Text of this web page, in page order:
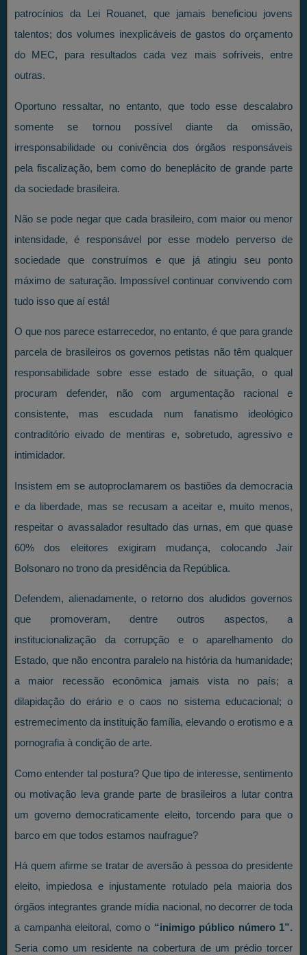
patrocínios da Lei Rouanet, que jamais beneficiou jovens
talentos; dos volumes inexplicáveis de gastos do orçamento
do MEC, para resultados cada vez mais sofríveis, entre
outras.
Oportuno ressaltar, no entanto, que todo esse descalabro
somente se tornou possível diante da omissão,
irresponsabilidade ou conivência dos órgãos responsáveis
pela fiscalização, bem como do beneplácito de grande parte
da sociedade brasileira.
Não se pode negar que cada brasileiro, com maior ou menor
intensidade, é responsável por esse modelo perverso de
sociedade que construímos e que já atingiu seu ponto
máximo de saturação. Impossível continuar convivendo com
tudo isso que aí está!
O que nos parece estarrecedor, no entanto, é que para grande
parcela de brasileiros os governos petistas não têm qualquer
responsabilidade sobre esse estado de situação, o qual
procuram defender, não com argumentação racional e
consistente, mas escudada num fanatismo ideológico
contraditório eivado de mentiras e, sobretudo, agressivo e
intimidador.
Insistem em se autoproclamarem os bastiões da democracia
e da liberdade, mas se recusam a aceitar e, muito menos,
respeitar o avassalador resultado das urnas, em que quase
60% dos eleitores exigiram mudança, colocando Jair
Bolsonaro no trono da presidência da República.
Defendem, alienadamente, o retorno dos aludidos governos
que promoveram, dentre outros aspectos, a
institucionalização da corrupção e o aparelhamento do
Estado, que não encontra paralelo na história da humanidade;
a maior recessão econômica jamais vista no país; a
dilapidação do erário e o caos no sistema educacional; o
estremecimento da instituição família, elevando o erotismo e a
pornografia à condição de arte.
Como entender tal postura? Que tipo de interesse, sentimento
ou motivação leva grande parte de brasileiros a lutar contra
um governo democraticamente eleito, torcendo para que o
barco em que todos estamos naufrague?
Há quem afirme se tratar de aversão à pessoa do presidente
eleito, impiedosa e injustamente rotulado pela maioria dos
órgãos integrantes grande mídia nacional, no decorrer de toda
a campanha eleitoral, como o “inimigo público número 1”.
Seria como um residente na cobertura de um prédio torcer